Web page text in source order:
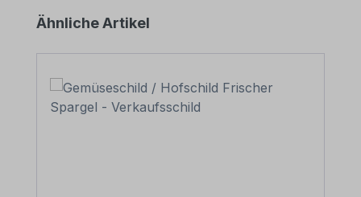
Produktgalerie überspringen
Ähnliche Artikel